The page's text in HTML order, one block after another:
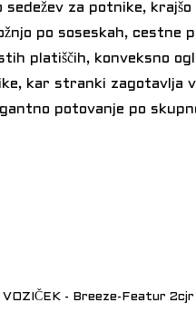
sedežev za potnike,
po soseskah, cestne
platiščih, konveksno
kar stranki zagotavlja
potovanje po